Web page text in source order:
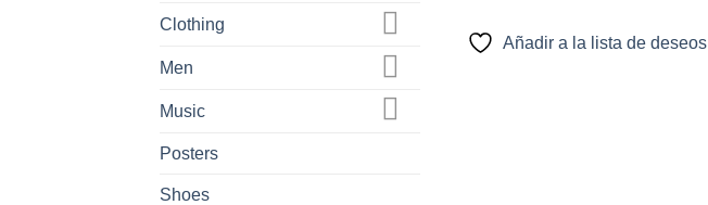
Clothing
Men
Music
Posters
Shoes
Añadir a la lista de deseos